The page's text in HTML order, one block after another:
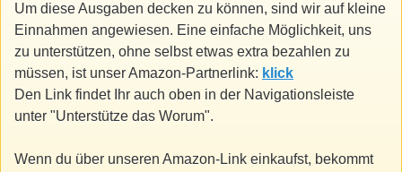
Um diese Ausgaben decken zu können, sind wir auf kleine
Einnahmen angewiesen. Eine einfache Möglichkeit, uns
zu unterstützen, ohne selbst etwas extra bezahlen zu
müssen, ist unser Amazon-Partnerlink: klick
Den Link findet Ihr auch oben in der Navigationsleiste
unter "Unterstütze das Worum".
Wenn du über unseren Amazon-Link einkaufst, bekommt